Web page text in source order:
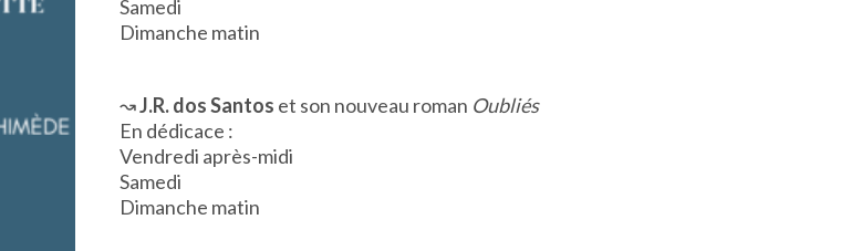
Samedi
Dimanche matin
↝J.R. dos Santos et son nouveau roman Oubliés
En dédicace :
Vendredi après-midi
Samedi
Dimanche matin